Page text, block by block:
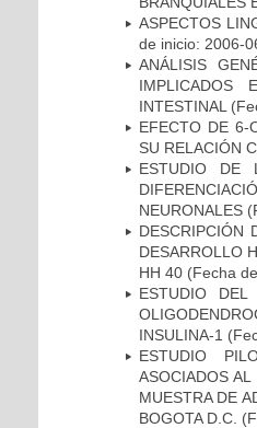
ASPECTOS
de inicio: 2006-
ANÁLISIS
IMPLICADOS
INTESTINAL
EFECTO DE 6-
SU RELACIÓN
ESTUDIO DE
NEURONALES
DESCRIPCIÓN
DESARROLLO
HH 40 (Fecha
ESTUDIO
INSULINA-1
ESTUDIO
ASOCIADOS
MUESTRA DE
BOGOTA D.C.